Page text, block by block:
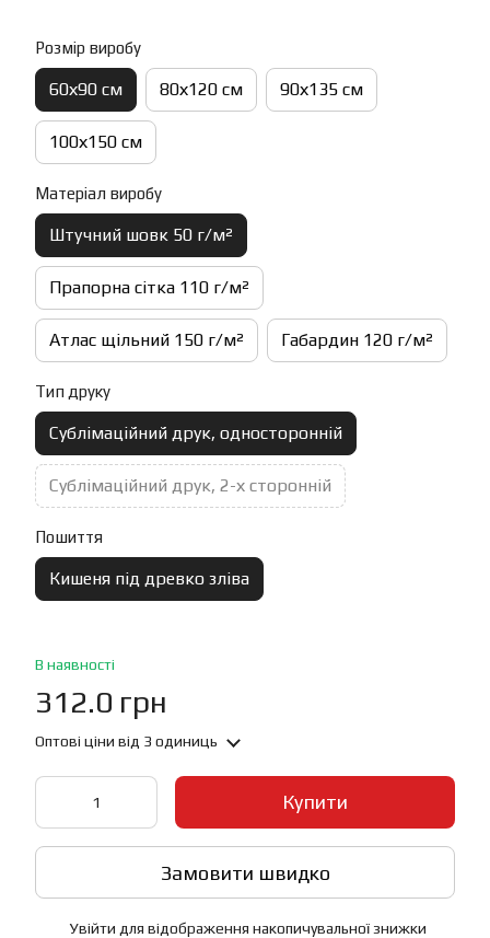
Розмір виробу
60х90 см 80х120 см 90х135 см
100х150 см
Матеріал виробу
Штучний шовк 50 г/м²
Прапорна сітка 110 г/м²
Атлас щільний 150 г/м² Габардин 120 г/м²
Тип друку
Сублімаційний друк, односторонній
Сублімаційний друк, 2-х сторонній
Пошиття
Кишеня під древко зліва
В наявності
312.0 грн
Оптові ціни від 3 одиниць
Купити
Замовити швидко
Увійти для відображення накопичувальної знижки